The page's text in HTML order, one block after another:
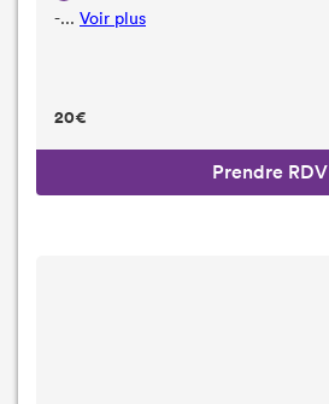
-... Voir plus
20€
Prendre RDV